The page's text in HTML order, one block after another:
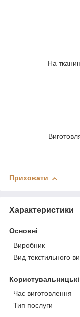
На
Приховати
Характеристики
Основні
Виробник
Вид текстильного
Час виготовлення
Тип послуги